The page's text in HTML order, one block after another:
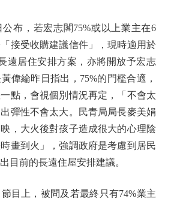
，若宏志閣75%或以上業主在6
接受收購建議信件」，現時適用於
遠居住安排方案，亦將開放予宏志
偉綸昨日指出，75%的門檻合適，
點，會視個別情況再定，「不會太
彈性不會太大。民青局局長麥美娟
，大火後對孩子造成很大的心理陰
畫到火」，強調政府是考慮到居民
目前的長遠住屋安排建議。
上，被問及若最終只有74%業主